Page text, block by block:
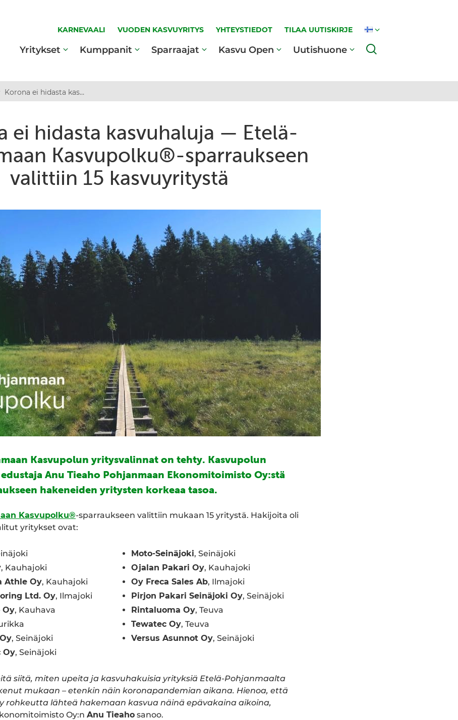
KARNEVAALI VUODEN KASVUYRITYS YHTEYSTIEDOT TILAA UUTISKIRJE
Yritykset Kumppanit Sparraajat Kasvu Open Uutishuone
Korona ei hidasta kasvuhaluja — Etelä-Pohjanmaan Kasvupolku®-sparraukseen valittiin 15 kasvuyritystä
ei hidasta kasvuhaluja — Etelä-
Kasvupolku®-sparraukseen
valittiin 15 kasvuyritystä
Kasvupolun yritysvalinnat on tehty. Kasvupolun
Anu Tieaho Pohjanmaan Ekonomitoimisto Oy:stä
hakeneiden yritysten korkeaa tasoa.
Kasvupolku®-sparraukseen valittiin mukaan 15 yritystä. Hakijoita oli
yritykset ovat:
, Kauhajoki
Athle Oy, Kauhajoki
Ltd. Oy, Ilmajoki
Oy, Kauhava
, Seinäjoki
Oy, Seinäjoki
Moto-Seinäjoki, Seinäjoki
Ojalan Pakari Oy, Kauhajoki
Oy Freca Sales Ab, Ilmajoki
Pirjon Pakari Seinäjoki Oy, Seinäjoki
Rintaluoma Oy, Teuva
Tewatec Oy, Teuva
Versus Asunnot Oy, Seinäjoki
siitä, miten upeita ja kasvuhakuisia yrityksiä Etelä-Pohjanmaalta
mukaan – etenkin näin koronapandemian aikana. Hienoa, että
rohkeutta lähteä hakemaan kasvua näinä epävakaina aikoina,
Oy:n Anu Tieaho sanoo.